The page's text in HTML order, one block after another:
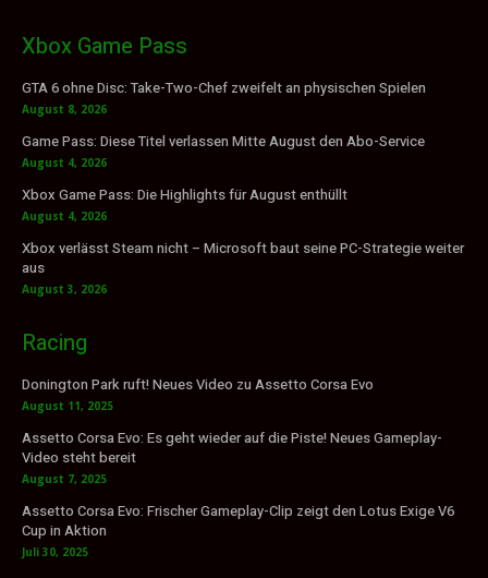
Xbox Game Pass
GTA 6 ohne Disc: Take-Two-Chef zweifelt an physischen Spielen
August 8, 2026
Game Pass: Diese Titel verlassen Mitte August den Abo-Service
August 4, 2026
Xbox Game Pass: Die Highlights für August enthüllt
August 4, 2026
Xbox verlässt Steam nicht – Microsoft baut seine PC-Strategie weiter
aus
August 3, 2026
Racing
Donington Park ruft! Neues Video zu Assetto Corsa Evo
August 11, 2025
Assetto Corsa Evo: Es geht wieder auf die Piste! Neues Gameplay-
Video steht bereit
August 7, 2025
Assetto Corsa Evo: Frischer Gameplay-Clip zeigt den Lotus Exige V6
Cup in Aktion
Juli 30, 2025